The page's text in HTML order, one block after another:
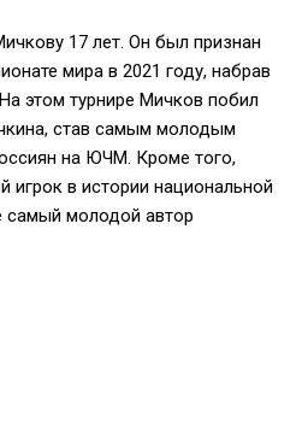
17 лет. Он был признан
мира в 2021 году, набрав
этом турнире Мичков побил
став самым молодым
на ЮЧМ. Кроме того,
в истории национальной
самый молодой автор